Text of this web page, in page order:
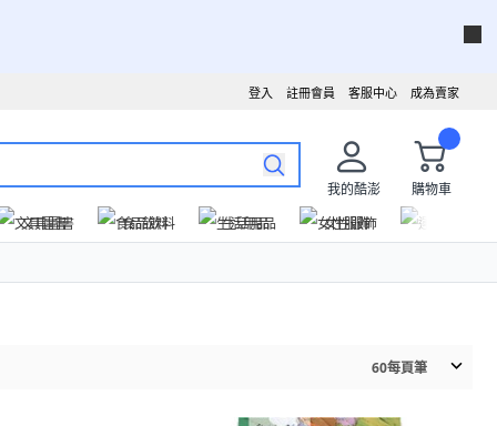
成為賣家
客服中心
註冊會員
登入
我的酷澎
購物車
文具圖書
食品飲料 生活用品 女性服飾
60每頁筆